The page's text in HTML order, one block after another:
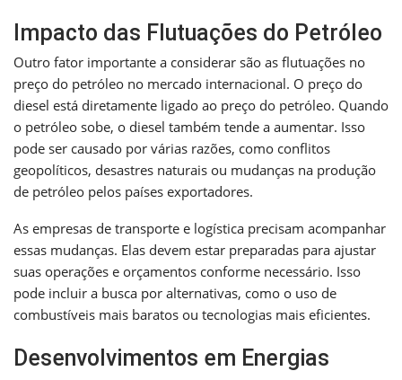
Impacto das Flutuações do Petróleo
Outro fator importante a considerar são as flutuações no
preço do petróleo no mercado internacional. O preço do
diesel está diretamente ligado ao preço do petróleo. Quando
o petróleo sobe, o diesel também tende a aumentar. Isso
pode ser causado por várias razões, como conflitos
geopolíticos, desastres naturais ou mudanças na produção
de petróleo pelos países exportadores.
As empresas de transporte e logística precisam acompanhar
essas mudanças. Elas devem estar preparadas para ajustar
suas operações e orçamentos conforme necessário. Isso
pode incluir a busca por alternativas, como o uso de
combustíveis mais baratos ou tecnologias mais eficientes.
Desenvolvimentos em Energias